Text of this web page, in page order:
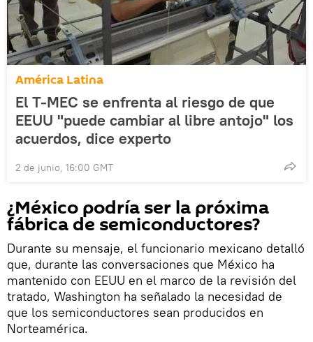
América Latina
El T-MEC se enfrenta al riesgo de que
EEUU "puede cambiar al libre antojo" los
acuerdos, dice experto
2 de junio, 16:00 GMT
¿México podría ser la próxima
fábrica de semiconductores?
Durante su mensaje, el funcionario mexicano detalló
que, durante las conversaciones que México ha
mantenido con EEUU en el marco de la revisión del
tratado, Washington ha señalado la necesidad de
que los semiconductores sean producidos en
Norteamérica.